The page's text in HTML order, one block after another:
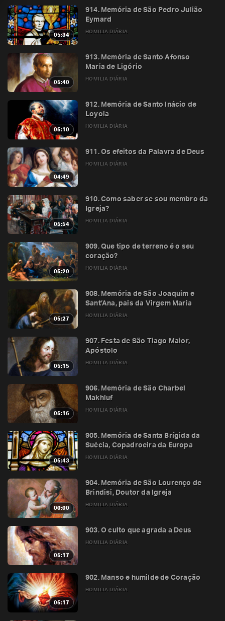
05:34
914. Memória de São Pedro Julião
Eymard
HOMILIA DIÁRIA
05:40
913. Memória de Santo Afonso
Maria de Ligório
HOMILIA DIÁRIA
05:10
912. Memória de Santo Inácio de
Loyola
HOMILIA DIÁRIA
04:49
911. Os efeitos da Palavra de Deus
HOMILIA DIÁRIA
05:54
910. Como saber se sou membro da
Igreja?
HOMILIA DIÁRIA
05:20
909. Que tipo de terreno é o seu
coração?
HOMILIA DIÁRIA
05:27
908. Memória de São Joaquim e
Sant’Ana, pais da Virgem Maria
HOMILIA DIÁRIA
05:15
907. Festa de São Tiago Maior,
Apóstolo
HOMILIA DIÁRIA
05:16
906. Memória de São Charbel
Makhluf
HOMILIA DIÁRIA
05:43
905. Memória de Santa Brígida da
Suécia, Copadroeira da Europa
HOMILIA DIÁRIA
00:00
904. Memória de São Lourenço de
Brindisi, Doutor da Igreja
HOMILIA DIÁRIA
05:17
903. O culto que agrada a Deus
HOMILIA DIÁRIA
05:17
902. Manso e humilde de Coração
HOMILIA DIÁRIA